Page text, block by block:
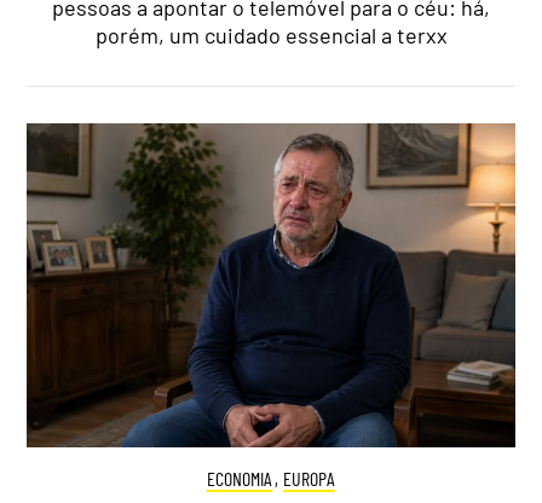
pessoas a apontar o telemóvel para o céu: há,
porém, um cuidado essencial a terxx
ECONOMIA , EUROPA